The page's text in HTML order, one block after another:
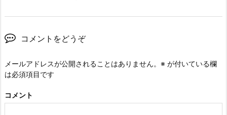
コメントをどうぞ
メールアドレスが公開されることはありません。 ※ が付いている欄
は必須項目です
コメント